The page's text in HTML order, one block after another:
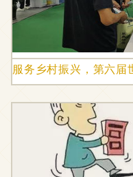
服务乡村振兴，第六